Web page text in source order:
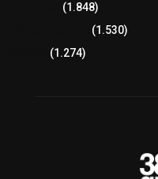
(1.848)
(1.530)
(1.274)